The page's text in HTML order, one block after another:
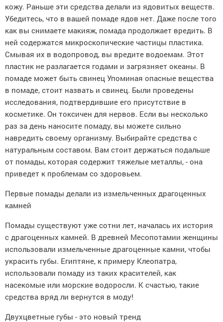
кожу. Раньше эти средства делали из ядовитых веществ.
Убедитесь, что в вашей помаде ядов нет. Даже после того
как вы снимаете макияж, помада продолжает вредить. В
ней содержатся микроскопические частицы пластика.
Смывая их в водопровод, вы вредите водоемам. Этот
пластик не разлагается годами и загрязняет океаны. В
помаде может быть свинец Упоминая опасные вещества
в помаде, стоит назвать и свинец. Были проведены
исследования, подтвердившие его присутствие в
косметике. Он токсичен для нервов. Если вы несколько
раз за день наносите помаду, вы можете сильно
навредить своему организму. Выбирайте средства с
натуральным составом. Вам стоит держаться подальше
от помады, которая содержит тяжелые металлы, - она
приведет к проблемам со здоровьем.
Первые помады делали из измельченных драгоценных
камней
Помады существуют уже сотни лет, началась их история
с драгоценных камней. В древней Месопотамии женщины
использовали измельченные драгоценные камни, чтобы
украсить губы. Египтяне, к примеру Клеопатра,
использовали помаду из таких красителей, как
насекомые или морские водоросли. К счастью, такие
средства вряд ли вернутся в моду!
Двухцветные губы - это новый тренд